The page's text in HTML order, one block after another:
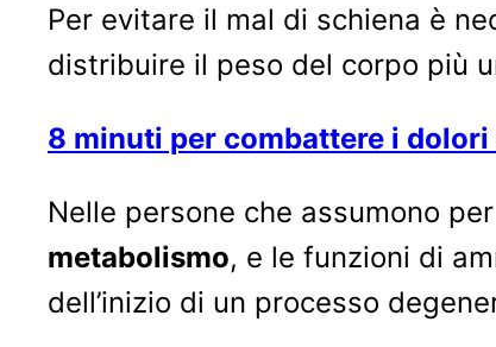
Per evitare il mal di schiena è
distribuire il peso del corpo più
8 minuti per combattere i
Nelle persone che assumono
metabolismo, e le funzioni di
dell’inizio di un processo